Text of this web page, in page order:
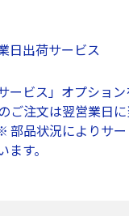
日出荷サービス
ービス」オプショ
ご注文は翌営業日
部品状況によりサ
す。